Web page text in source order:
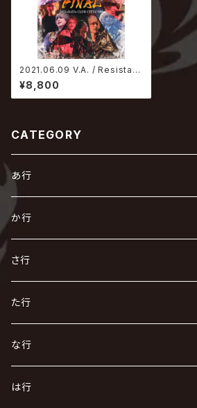
2021.06.09 V.A. / Resistar
Records PRESENTS「治外法
権FINAL」
¥8,800
CATEGORY
あ行
あ
R指定
AIOLIN
い
IKUO
exist†trace
う
VIRGE / ヴァージュ
Waive
え
ACE OF SPADES
お
か行
か
怪人二十面奏
Kαin
き
KISAKI
キズ
く
Crack6
け
さ行
さ
ザアザア
The THIRTEEN
し
Zeke Deux
す
た行
た
DASEIN
ち
な行
な
は行